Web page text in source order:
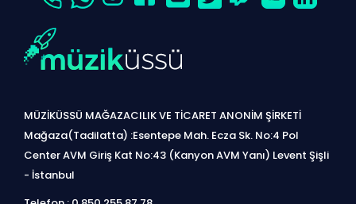
MÜZİKÜSSÜ MAĞAZACILIK VE TİCARET ANONİM ŞİRKETİ
Mağaza(Tadilatta) :Esentepe Mah. Ecza Sk. No:4 Pol
Center AVM Giriş Kat No:43 (Kanyon AVM Yanı) Levent Şişli
- İstanbul